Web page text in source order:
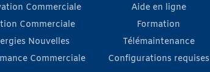
Commerciale
Commerciale
Nouvelles
Commerciale
Aide en ligne
Formation
Télémaintenance
Configurations requises